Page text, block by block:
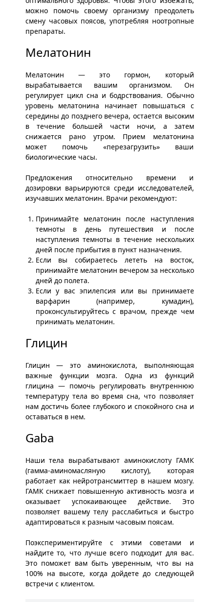
можно помочь своему организму преодолеть
смену часовых поясов, употребляя ноотропные
препараты.
Мелатонин
Мелатонин — это гормон, который
вырабатывается вашим организмом. Он
регулирует цикл сна и бодрствования. Обычно
уровень мелатонина начинает повышаться с
середины до позднего вечера, остается высоким
в течение большей части ночи, а затем
снижается рано утром. Прием мелатонина
может помочь «перезагрузить» ваши
биологические часы.
Предложения относительно времени и
дозировки варьируются среди исследователей,
изучавших мелатонин. Врачи рекомендуют:
Принимайте мелатонин после наступления
темноты в день путешествия и после
наступления темноты в течение нескольких
дней после прибытия в пункт назначения.
Если вы собираетесь лететь на восток,
принимайте мелатонин вечером за несколько
дней до полета.
Если у вас эпилепсия или вы принимаете
варфарин (например, кумадин),
проконсультируйтесь с врачом, прежде чем
принимать мелатонин.
Глицин
Глицин — это аминокислота, выполняющая
важные функции мозга. Одна из функций
глицина — помочь регулировать внутреннюю
температуру тела во время сна, что позволяет
нам достичь более глубокого и спокойного сна и
оставаться в нем.
Gaba
Наши тела вырабатывают аминокислоту ГАМК
(гамма-аминомасляную кислоту), которая
работает как нейротрансмиттер в нашем мозгу.
ГАМК снижает повышенную активность мозга и
оказывает успокаивающее действие. Это
позволяет вашему телу расслабиться и быстро
адаптироваться к разным часовым поясам.
Поэкспериментируйте с этими советами и
найдите то, что лучше всего подходит для вас.
Это поможет вам быть уверенным, что вы на
100% на высоте, когда дойдете до следующей
встречи с клиентом.